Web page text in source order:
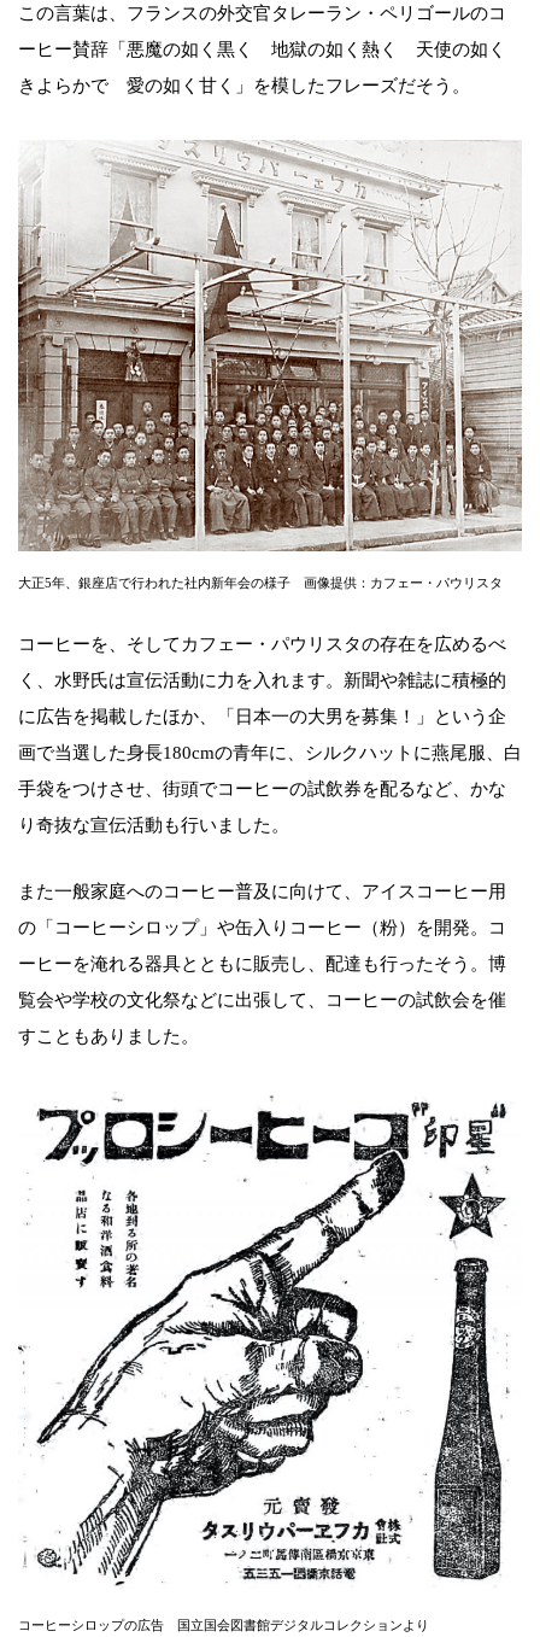
この言葉は、フランスの外交官タレーラン・ペリゴールのコ
ーヒー賛辞「悪魔の如く黒く 地獄の如く熱く 天使の如く
きよらかで 愛の如く甘く」を模したフレーズだそう。
大正5年、銀座店で行われた社内新年会の様子 画像提供：カフェー・パウリスタ
コーヒーを、そしてカフェー・パウリスタの存在を広めるべ
く、水野氏は宣伝活動に力を入れます。新聞や雑誌に積極的
に広告を掲載したほか、「日本一の大男を募集！」という企
画で当選した身長180cmの青年に、シルクハットに燕尾服、白
手袋をつけさせ、街頭でコーヒーの試飲券を配るなど、かな
り奇抜な宣伝活動も行いました。
また一般家庭へのコーヒー普及に向けて、アイスコーヒー用
の「コーヒーシロップ」や缶入りコーヒー（粉）を開発。コ
ーヒーを淹れる器具とともに販売し、配達も行ったそう。博
覧会や学校の文化祭などに出張して、コーヒーの試飲会を催
すこともありました。
コーヒーシロップの広告 国立国会図書館デジタルコレクションより